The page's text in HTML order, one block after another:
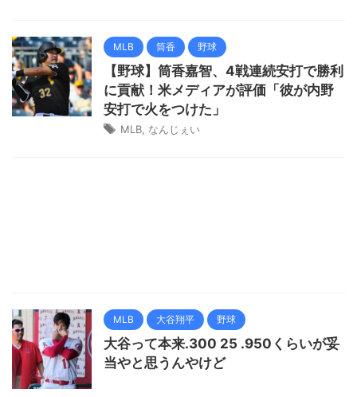
MLB 筒香 野球
【野球】筒香嘉智、4戦連続安打で勝利
に貢献！米メディアが評価「彼が内野
安打で火をつけた」
MLB なんじぇい
MLB 大谷翔平 野球
大谷って本来.300 25 .950くらいが妥
当やと思うんやけど